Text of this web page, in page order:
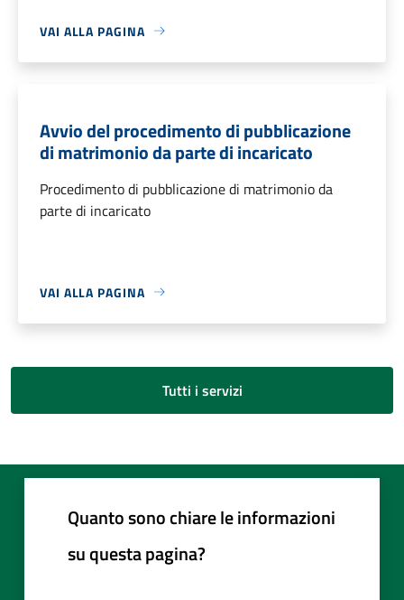
VAI ALLA PAGINA
Avvio del procedimento di pubblicazione
di matrimonio da parte di incaricato
Procedimento di pubblicazione di matrimonio da
parte di incaricato
VAI ALLA PAGINA
Tutti i servizi
Quanto sono chiare le informazioni
su questa pagina?